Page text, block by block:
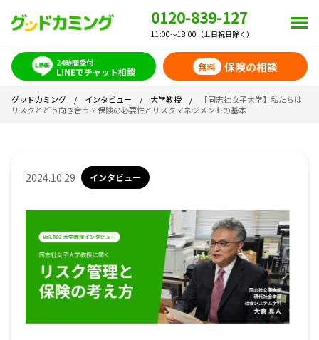
0120-839-127
11:00～18:00（土日祝日除く）
24時間受付
LINEでチャット相談 無料 保険の相談
グッドカミング / インタビュー / 大学教授 /
【同志社女子大学】私たちは
リスクとどう向き合う？保険の必要性とリスクマネジメントの基本
2024.10.29 インタビュー